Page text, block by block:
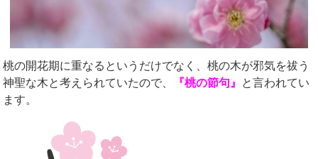
桃の開花期に重なるというだけでなく、桃の木が邪気を祓う
神聖な木と考えられていたので、
『桃の節句』 と言われてい
ます。